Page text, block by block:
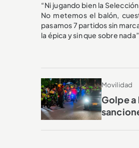
“Ni jugando bien la
No metemos el balón,
pasamos 7 partidos sin
la épica y sin que sobre
Movilidad
Golpe a